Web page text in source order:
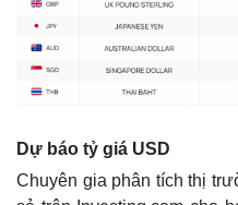
Bất động sản
Khởi nghiệp
Dự báo tỷ giá USD
Chuyên gia phân tích thị